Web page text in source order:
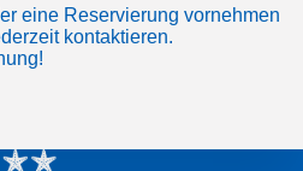
eine Reservierung vornehmen
kontaktieren.